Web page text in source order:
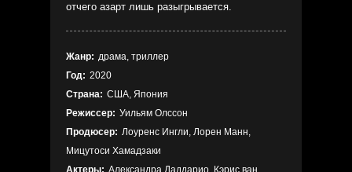
отчего азарт лишь разыгрывается.
Жанр: драма, триллер
Год: 2020
Страна: США, Япония
Режиссер: Уильям Олссон
Продюсер: Лоуренс Ингли, Лорен Манн,
Мицутоси Хамадзаки
Актеры: Александра Даддарио, Кэрис ван